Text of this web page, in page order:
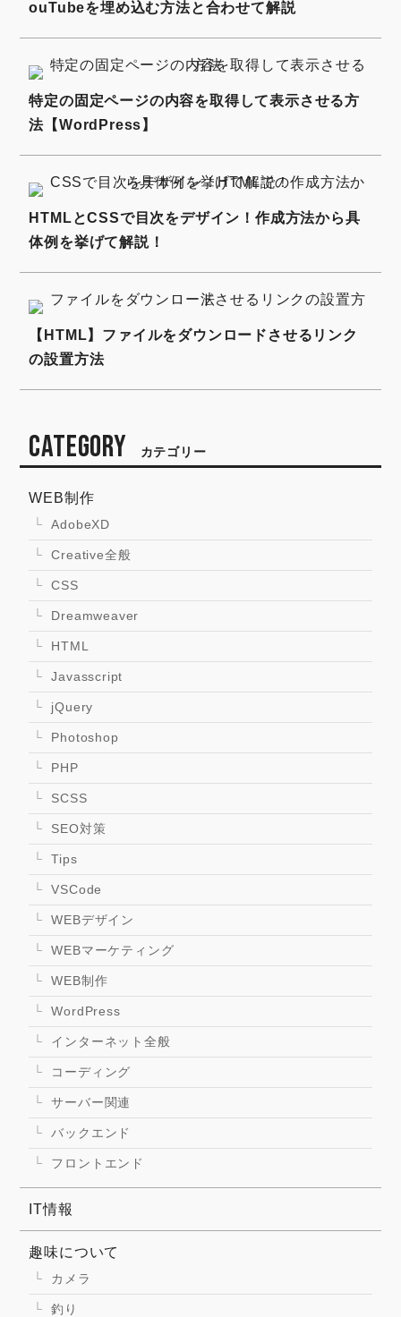
ouTubeを埋め込む方法と合わせて解説
特定の固定ページの内容を取得して表示させる方
法【WordPress】
HTMLとCSSで目次をデザイン！作成方法から具
体例を挙げて解説！
【HTML】ファイルをダウンロードさせるリンク
の設置方法
CATEGORY カテゴリー
WEB制作
AdobeXD
Creative全般
CSS
Dreamweaver
HTML
Javasscript
jQuery
Photoshop
PHP
SCSS
SEO対策
Tips
VSCode
WEBデザイン
WEBマーケティング
WEB制作
WordPress
インターネット全般
コーディング
サーバー関連
バックエンド
フロントエンド
IT情報
趣味について
カメラ
釣り